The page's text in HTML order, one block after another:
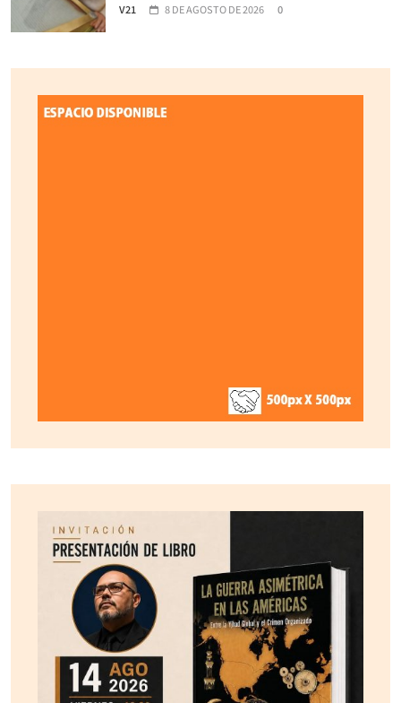
V21 8 DE AGOSTO DE 2026 0